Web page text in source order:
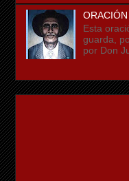
Esta
guarda,
por Don